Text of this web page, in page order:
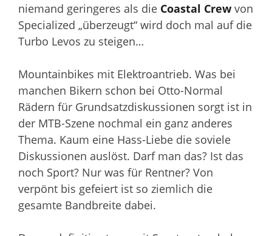
niemand geringeres als die Coastal Crew von
Specialized „überzeugt“ wird doch mal auf die
Turbo Levos zu steigen…
Mountainbikes mit Elektroantrieb. Was bei
manchen Bikern schon bei Otto-Normal
Rädern für Grundsatzdiskussionen sorgt ist in
der MTB-Szene nochmal ein ganz anderes
Thema. Kaum eine Hass-Liebe die soviele
Diskussionen auslöst. Darf man das? Ist das
noch Sport? Nur was für Rentner? Von
verpönt bis gefeiert ist so ziemlich die
gesamte Bandbreite dabei.